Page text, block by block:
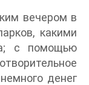
вечером в
какими
с помощью
денег